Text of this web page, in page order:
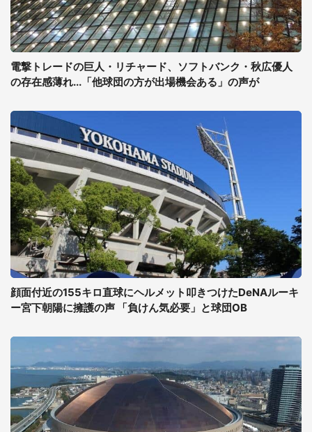
電撃トレードの巨人・リチャード、ソフトバンク・秋広優人
の存在感薄れ...「他球団の方が出場機会ある」の声が
顔面付近の155キロ直球にヘルメット叩きつけたDeNAルーキ
ー宮下朝陽に擁護の声 「負けん気必要」と球団OB